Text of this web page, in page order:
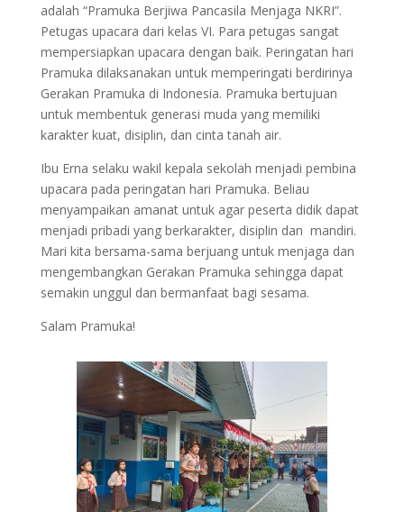
adalah “Pramuka Berjiwa Pancasila Menjaga NKRI”.
Petugas upacara dari kelas VI. Para petugas sangat
mempersiapkan upacara dengan baik. Peringatan hari
Pramuka dilaksanakan untuk memperingati berdirinya
Gerakan Pramuka di Indonesia. Pramuka bertujuan
untuk membentuk generasi muda yang memiliki
karakter kuat, disiplin, dan cinta tanah air.
Ibu Erna selaku wakil kepala sekolah menjadi pembina
upacara pada peringatan hari Pramuka. Beliau
menyampaikan amanat untuk agar peserta didik dapat
menjadi pribadi yang berkarakter, disiplin dan mandiri.
Mari kita bersama-sama berjuang untuk menjaga dan
mengembangkan Gerakan Pramuka sehingga dapat
semakin unggul dan bermanfaat bagi sesama.
Salam Pramuka!